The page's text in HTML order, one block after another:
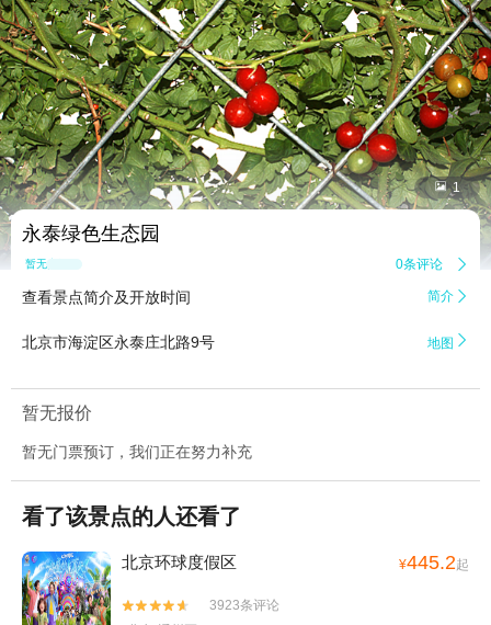
 1
永泰绿色生态园
暂无点评 0条评论 
查看景点简介及开放时间 简介 
北京市海淀区永泰庄北路9号 地图 
暂无报价
暂无门票预订，我们正在努力补充
看了该景点的人还看了
北京环球度假区 ¥445.2起


3923条评论
